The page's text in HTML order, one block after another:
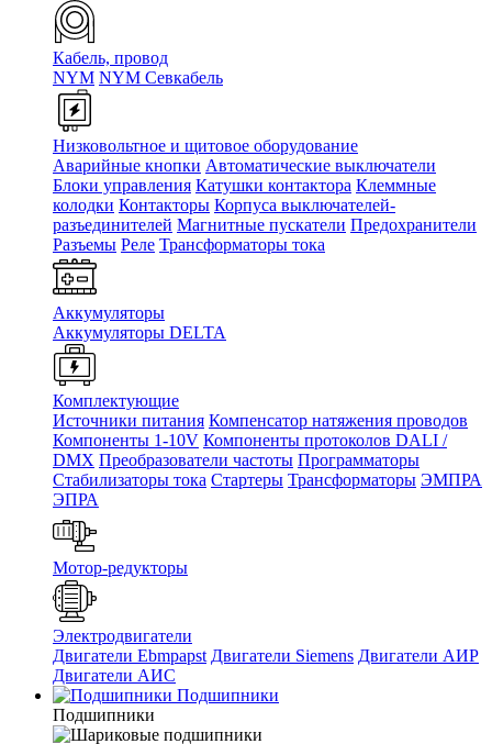
Кабель, провод
NYM NYM Севкабель
Низковольтное и щитовое оборудование
Аварийные кнопки Автоматические выключатели
Блоки управления Катушки контактора Клеммные
колодки Контакторы Корпуса выключателей-
разъединителей Магнитные пускатели Предохранители
Разъемы Реле Трансформаторы тока
Аккумуляторы
Аккумуляторы DELTA
Комплектующие
Источники питания Компенсатор натяжения проводов
Компоненты 1-10V Компоненты протоколов DALI /
DMX Преобразователи частоты Программаторы
Стабилизаторы тока Стартеры Трансформаторы ЭМПРА
ЭПРА
Мотор-редукторы
Электродвигатели
Двигатели Ebmpapst Двигатели Siemens Двигатели АИР
Двигатели АИС
Подшипники
Подшипники